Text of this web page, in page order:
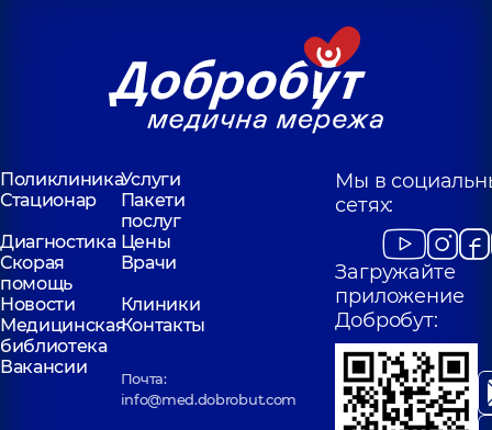
ПоликлиникаУслуги
Стационар
Пакети
послуг
Диагностика Цены
Скорая
помощь
Врачи
Новости
Клиники
Медицинская
библиотека
Контакты
Вакансии
Почта:
info@med.dobrobut.com
Мы в
сетях:
Загружайте
приложение
Добробут: